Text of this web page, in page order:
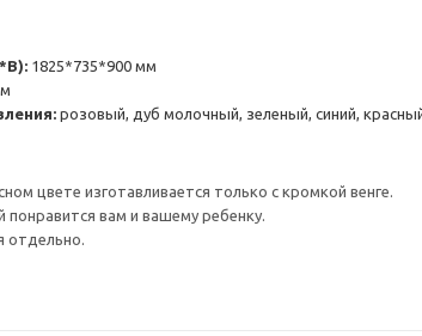
1825*735*900 мм
розовый, дуб молочный, зеленый, синий,
цвете изготавливается только с кромкой венге.
вам и вашему ребенку.
отдельно.